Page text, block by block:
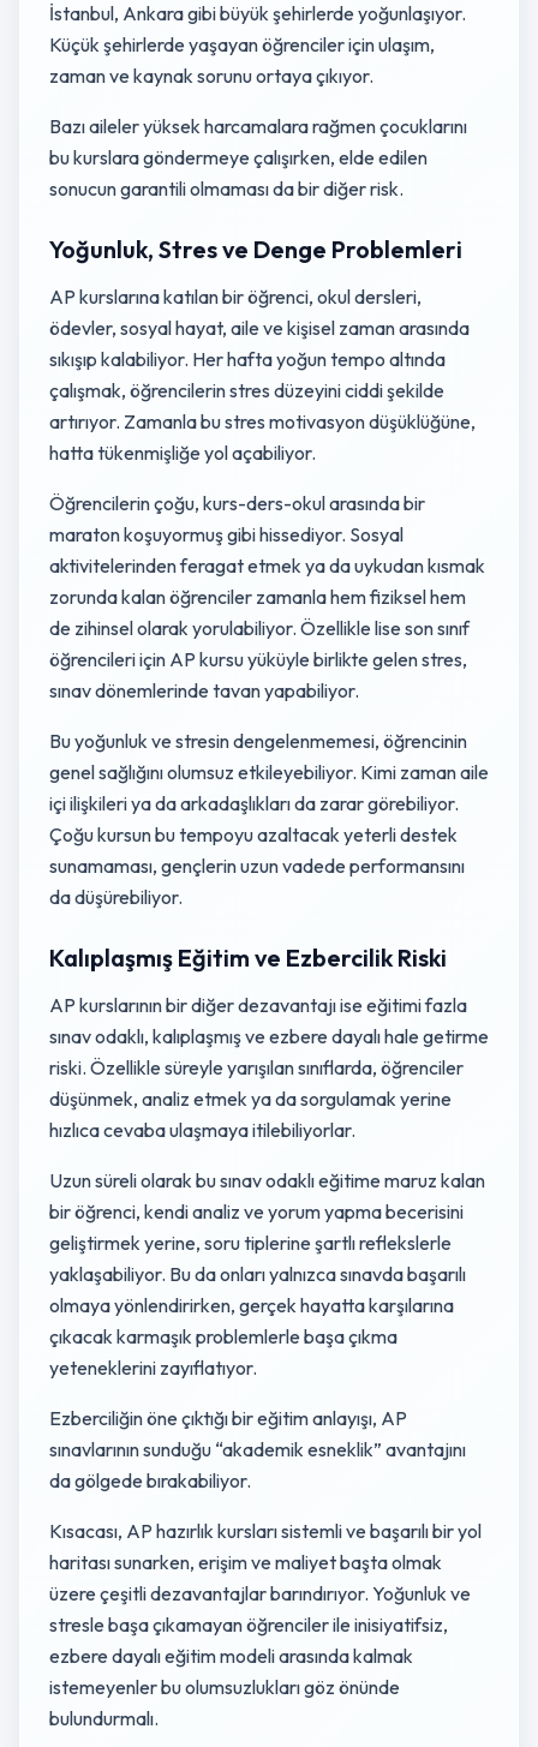
İstanbul, Ankara gibi büyük şehirlerde yoğunlaşıyor.
Küçük şehirlerde yaşayan öğrenciler için ulaşım,
zaman ve kaynak sorunu ortaya çıkıyor.
Bazı aileler yüksek harcamalara rağmen çocuklarını
bu kurslara göndermeye çalışırken, elde edilen
sonucun garantili olmaması da bir diğer risk.
Yoğunluk, Stres ve Denge Problemleri
AP kurslarına katılan bir öğrenci, okul dersleri,
ödevler, sosyal hayat, aile ve kişisel zaman arasında
sıkışıp kalabiliyor. Her hafta yoğun tempo altında
çalışmak, öğrencilerin stres düzeyini ciddi şekilde
artırıyor. Zamanla bu stres motivasyon düşüklüğüne,
hatta tükenmişliğe yol açabiliyor.
Öğrencilerin çoğu, kurs-ders-okul arasında bir
maraton koşuyormuş gibi hissediyor. Sosyal
aktivitelerinden feragat etmek ya da uykudan kısmak
zorunda kalan öğrenciler zamanla hem fiziksel hem
de zihinsel olarak yorulabiliyor. Özellikle lise son sınıf
öğrencileri için AP kursu yüküyle birlikte gelen stres,
sınav dönemlerinde tavan yapabiliyor.
Bu yoğunluk ve stresin dengelenmemesi, öğrencinin
genel sağlığını olumsuz etkileyebiliyor. Kimi zaman aile
içi ilişkileri ya da arkadaşlıkları da zarar görebiliyor.
Çoğu kursun bu tempoyu azaltacak yeterli destek
sunamaması, gençlerin uzun vadede performansını
da düşürebiliyor.
Kalıplaşmış Eğitim ve Ezbercilik Riski
AP kurslarının bir diğer dezavantajı ise eğitimi fazla
sınav odaklı, kalıplaşmış ve ezbere dayalı hale getirme
riski. Özellikle süreyle yarışılan sınıflarda, öğrenciler
düşünmek, analiz etmek ya da sorgulamak yerine
hızlıca cevaba ulaşmaya itilebiliyorlar.
Uzun süreli olarak bu sınav odaklı eğitime maruz kalan
bir öğrenci, kendi analiz ve yorum yapma becerisini
geliştirmek yerine, soru tiplerine şartlı reflekslerle
yaklaşabiliyor. Bu da onları yalnızca sınavda başarılı
olmaya yönlendirirken, gerçek hayatta karşılarına
çıkacak karmaşık problemlerle başa çıkma
yeteneklerini zayıflatıyor.
Ezberciliğin öne çıktığı bir eğitim anlayışı, AP
sınavlarının sunduğu “akademik esneklik” avantajını
da gölgede bırakabiliyor.
Kısacası, AP hazırlık kursları sistemli ve başarılı bir yol
haritası sunarken, erişim ve maliyet başta olmak
üzere çeşitli dezavantajlar barındırıyor. Yoğunluk ve
stresle başa çıkamayan öğrenciler ile inisiyatifsiz,
ezbere dayalı eğitim modeli arasında kalmak
istemeyenler bu olumsuzlukları göz önünde
bulundurmalı.